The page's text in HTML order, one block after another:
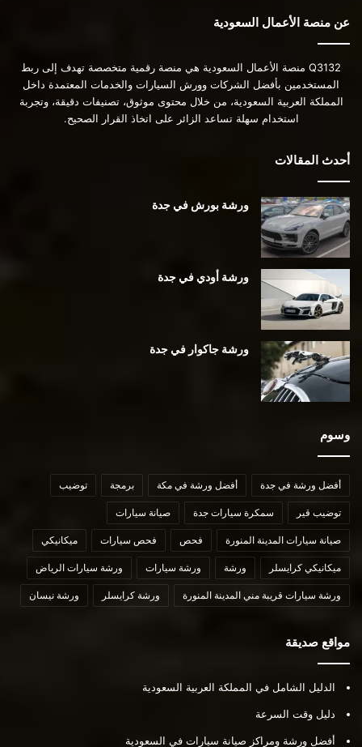
عن منصة الأعمال السعودية
Q3132 منصة الأعمال السعودية هي منصة رقمية متخصصة تهدف إلى ربط
المستخدمين بأفضل الشركات وورش السيارات والخدمات المعتمدة داخل
المملكة العربية السعودية، من خلال محتوى موثوق، تصنيفات دقيقة، وتجربة
استخدام سهلة تساعد الزائر على اتخاذ القرار الصحيح.
أحدث المقالات
ورشة بورش في جدة
ورشة أودي في جدة
ورشة جاكوار في جدة
وسوم
أفضل ورشة في جدة أفضل ورشة في مكة برمجة توضيب
توضيب قير سمكرة سيارات جدة صيانة سيارات
صيانة سيارات المدينة المنورة فحص فحص سيارات ميكانيكي
ميكانيكي كرايسلر ورشة ورشة سيارات ورشة سيارات الرياض
ورشة سيارات قريبة مني المدينة المنورة ورشة كرايسلر ورشة نيسان
مواقع صديقة
الدليل الشامل في المملكة العربية السعودية
دليل وقت السرعة
أفضل ورشة ومراكز صيانة سيارات في السعودية